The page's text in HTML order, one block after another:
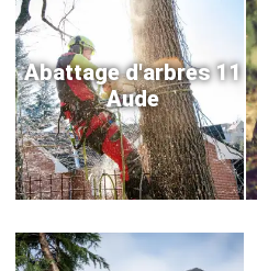
Abattage d'arbres 11
Aude